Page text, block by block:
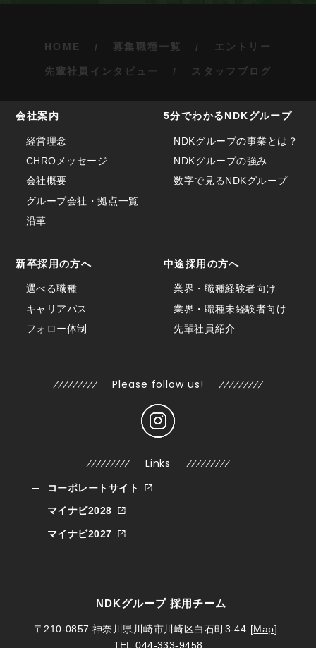
HOME 募集職種一覧 エントリー
先輩社員インタビュー スタッフブログ
会社案内
経営理念
CHROメッセージ
会社概要
グループ会社・拠点一覧
沿革
5分でわかるNDKグループ
NDKグループの事業とは？
NDKグループの強み
数字で見るNDKグループ
新卒採用の方へ
選べる職種
キャリアパス
フォロー体制
中途採用の方へ
業界・職種経験者向け
業界・職種未経験者向け
先輩社員紹介
Links
コーポレートサイト
マイナビ2028
マイナビ2027
Please follow us!
NDKグループ 採用チーム
〒210-0857 神奈川県川崎市川崎区白石町3-44 [Map]
TEL:044-333-9458